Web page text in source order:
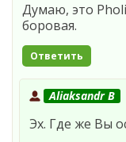
Думаю, это
боровая.
Ответить
Aliaksandr B
Эх. Где же Вы